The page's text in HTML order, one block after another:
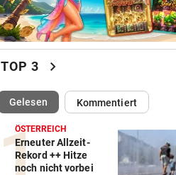
TOP 3 chevron_right
Gelesen(ausgewählt)Kommentiert
ÖSTERREICH
Erneuter Allzeit-
Rekord ++ Hitze
noch nicht vorbei